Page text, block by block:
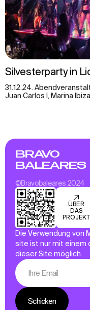
Silvesterparty in
31.12.24.
Juan Carlos I, Marina
BRAVO
BALEARES
©Bravobaleares 2024
ÜBER
DAS
PROJEKT
Die Verwendung von
site ist nur mit einem
dieser Site möglich.